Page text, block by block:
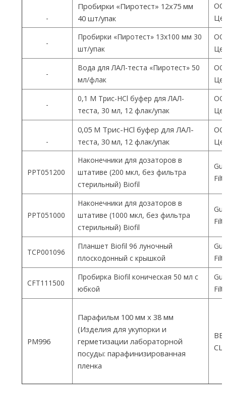
-
Пробирки «Пиротест» 12х75 мм
40 шт/упак
-
Пробирки «Пиротест» 13х100 мм 30
шт/упак
-
Вода для ЛАЛ-теста «Пиротест» 50
мл/флак
-
0,1 М Трис-HCl буфер для ЛАЛ-
теста, 30 мл, 12 флак/упак
-
0,05 М Трис-HCl буфер для ЛАЛ-
теста, 30 мл, 12 флак/упак
PPT051200
Наконечники для дозаторов в
штативе (200 мкл, без фильтра
стерильный) Biofil
PPT051000
Наконечники для дозаторов в
штативе (1000 мкл, без фильтра
стерильный) Biofil
TCP001096
Планшет Biofil 96 луночный
плоскодонный с крышкой
CFT111500
Пробирка Biofil коническая 50 мл с
юбкой
PM996
Парафильм 100 мм х 38 мм
(Изделия для укупорки и
герметизации лабораторной
посуды: парафинизированная
пленка